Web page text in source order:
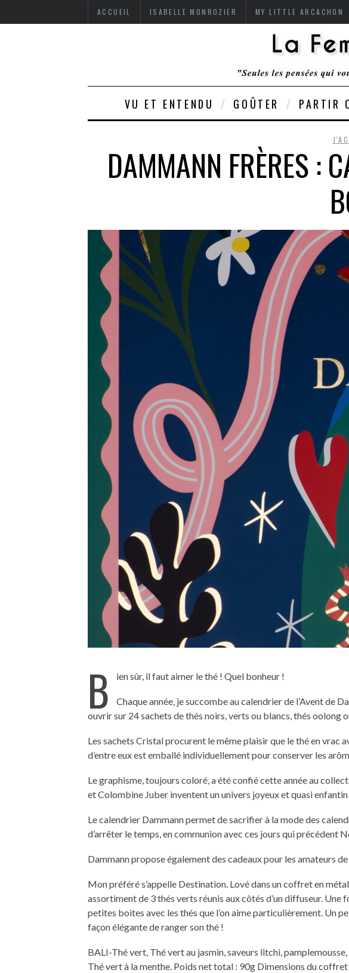
ACCUEIL ISABELLE MONROZIER MY LITTLE ARCACHON
VU ET ENTENDU GOÛTER PARTIR
DAMMANN FRÈRES :
B ien sûr, il faut aimer le thé ! Quel bonheur !
Chaque année, je succombe au calendrier de l’Avent de
ouvrir sur 24 sachets de thés noirs, verts ou blancs, thés oolong
Les sachets Cristal procurent le même plaisir que le thé en vrac
d’entre eux est emballé individuellement pour conserver les
Le graphisme, toujours coloré, a été confié cette année au
et Colombine Juber inventent un univers joyeux et quasi
Le calendrier Dammann permet de sacrifier à la mode des
d’arrêter le temps, en communion avec ces jours qui précédent
Dammann propose également des cadeaux pour les amateurs
Mon préféré s’appelle Destination. Lové dans un coffret en
assortiment de 3 thés verts réunis aux côtés d’un diffuseur. Une
petites boites avec les thés que l’on aime particulièrement. Un
façon élégante de ranger son thé !
BALI-Thé vert, Thé vert au jasmin, saveurs litchi,
Thé vert à la menthe. Poids net total : 90g Dimensions du